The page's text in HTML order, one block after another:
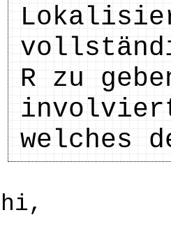
R zu
welches
hi,